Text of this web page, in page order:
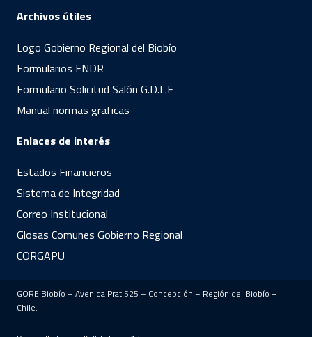
Archivos útiles
Logo Gobierno Regional del Biobío
Formularios FNDR
Formulario Solicitud Salón G.D.L.F
Manual normas graficas
Enlaces de interés
Estados Financieros
Sistema de Integridad
Correo Institucional
Glosas Comunes Gobierno Regional
CORGAPU
GORE Biobío – Avenida Prat 525 – Concepción – Región del Biobío –
Chile.